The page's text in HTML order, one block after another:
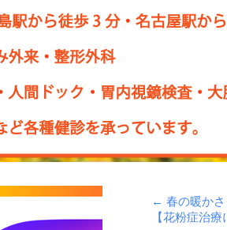
← 春の暖かさ
【花粉症治